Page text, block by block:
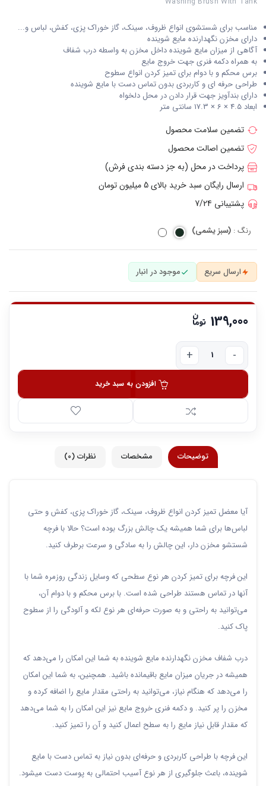
مناسب برای شستشوی انواع ظروف، سینک، گاز خوراک پزی، کفش، لباس و...
دارای مخزن نگهدارنده مایع شوینده
آگاهی از میزان مایع شوینده داخل مخزن به واسطه درب شفاف
به همراه دکمه فنری جهت خروج مایع
برس محکم و با دوام برای تمیز کردن انواع سطوح
طراحی حرفه ای و کاربردی بدون تماس دست با مایع شوینده
دارای بندآویز جهت قرار دادن در محل دلخواه
ابعاد 4.5 × 6 × 17.3 سانتی متر
تضمین سلامت محصول
تضمین اصالت محصول
پرداخت در محل (به جز دسته بندی فرش)
ارسال رایگان سبد خرید بالای 5 میلیون تومان
پشتیبانی 7/24
رنگ : (سبز یشمی)
ارسال سریع موجود در انبار
139,000
افزودن به سبد خرید
توضیحات مشخصات نظرات (0)
آیا معضل تمیز کردن انواع ظروف، سینک، گاز خوراک پزی، کفش و حتی
لباس‌ها برای شما همیشه یک چالش بزرگ بوده است؟ حالا با فرچه
شستشو مخزن دار، این چالش را به سادگی و سرعت برطرف کنید.
این فرچه برای تمیز کردن هر نوع سطحی که وسایل زندگی روزمره شما با
آنها در تماس هستند طراحی شده است. با برس محکم و با دوام آن،
می‌توانید به راحتی و به صورت حرفه‌ای هر نوع لکه و آلودگی را از سطوح
پاک کنید.
درب شفاف مخزن نگهدارنده مایع شوینده به شما این امکان را می‌دهد که
همیشه در جریان میزان مایع باقیمانده باشید. همچنین، به شما این امکان
را می‌دهد که هنگام نیاز، می‌توانید به راحتی مقدار مایع را اضافه کرده و
مخزن را پر کنید. و دکمه فنری خروج مایع نیز این امکان را به شما می‌دهد
که مقدار قابل نیاز مایع را به سطح اعمال کنید و آن را تمیز کنید.
این فرچه با طراحی کاربردی و حرفه‌ای بدون نیاز به تماس دست با مایع
شوینده، باعث جلوگیری از هر نوع آسیب احتمالی به پوست دست میشود.